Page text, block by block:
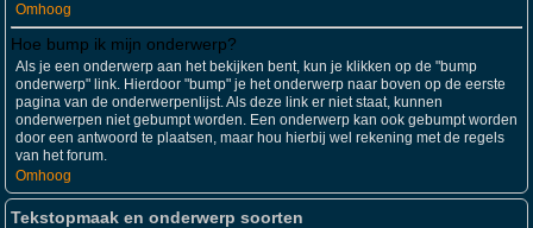
Omhoog
Hoe bump ik mijn onderwerp?
Als je een onderwerp aan het bekijken bent, kun je klikken op de "bump
onderwerp" link. Hierdoor "bump" je het onderwerp naar boven op de eerste
pagina van de onderwerpenlijst. Als deze link er niet staat, kunnen
onderwerpen niet gebumpt worden. Een onderwerp kan ook gebumpt worden
door een antwoord te plaatsen, maar hou hierbij wel rekening met de regels
van het forum.
Omhoog
Tekstopmaak en onderwerp soorten